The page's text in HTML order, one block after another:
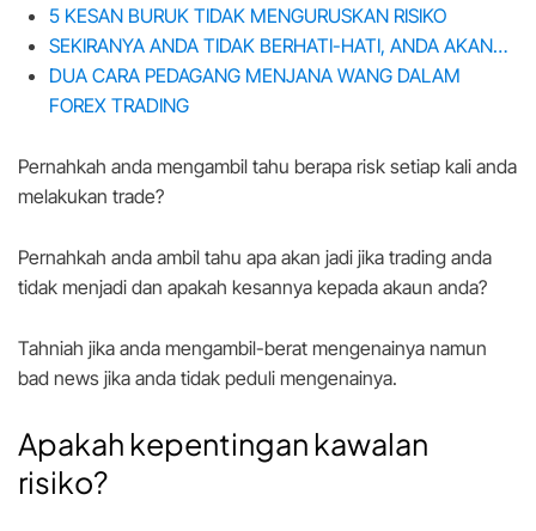
5 KESAN BURUK TIDAK MENGURUSKAN RISIKO
SEKIRANYA ANDA TIDAK BERHATI-HATI, ANDA AKAN…
DUA CARA PEDAGANG MENJANA WANG DALAM
FOREX TRADING
Pernahkah anda mengambil tahu berapa risk setiap kali anda
melakukan trade?
Pernahkah anda ambil tahu apa akan jadi jika trading anda
tidak menjadi dan apakah kesannya kepada akaun anda?
Tahniah jika anda mengambil-berat mengenainya namun
bad news jika anda tidak peduli mengenainya.
Apakah kepentingan kawalan
risiko?